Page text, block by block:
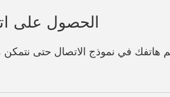
الحصول على
هاتفك في نموذج الاتصال حتى